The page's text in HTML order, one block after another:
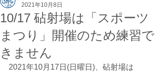
10/17 砧射場は「スポーツ
まつり」開催のため練習で
きません
2021年10月8日
2021年10月17日(日曜日)、砧射場は